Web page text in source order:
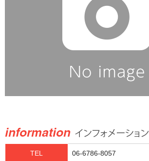
TEL 06-6786-8057